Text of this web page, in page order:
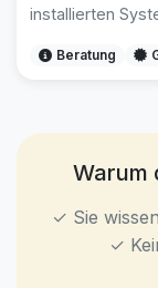
installierten
Beratung
Warum
✓ Sie
✓